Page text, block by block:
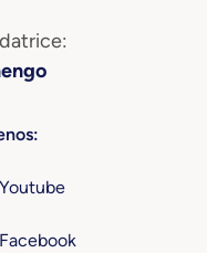
Youtube
Facebook